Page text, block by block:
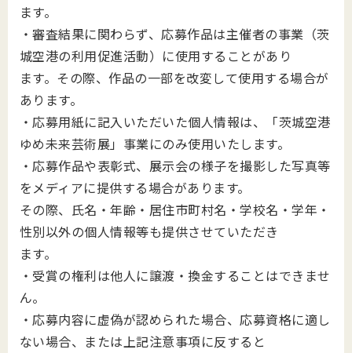
ます。
・審査結果に関わらず、応募作品は主催者の事業（茨
城空港の利用促進活動）に使用することがあり
ます。その際、作品の一部を改変して使用する場合が
あります。
・応募用紙に記入いただいた個人情報は、「茨城空港
ゆめ未来芸術展」事業にのみ使用いたします。
・応募作品や表彰式、展示会の様子を撮影した写真等
をメディアに提供する場合があります。
その際、氏名・年齢・居住市町村名・学校名・学年・
性別以外の個人情報等も提供させていただき
ます。
・受賞の権利は他人に譲渡・換金することはできませ
ん。
・応募内容に虚偽が認められた場合、応募資格に適し
ない場合、または上記注意事項に反すると